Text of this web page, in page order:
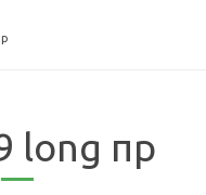
long пр